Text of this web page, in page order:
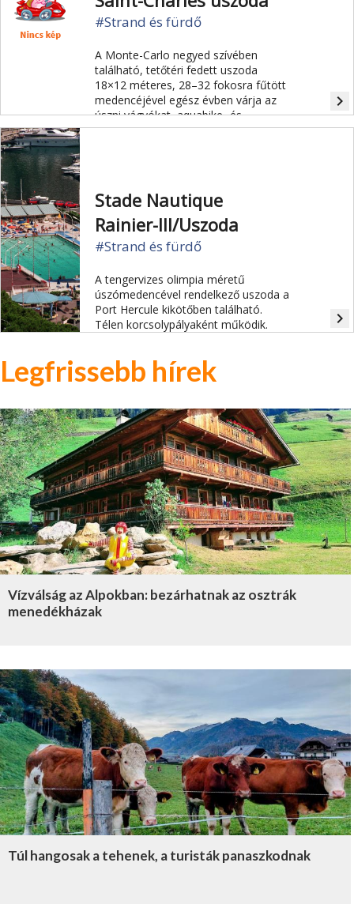
#Strand és fürdő
A Monte-Carlo negyed szívében
található, tetőtéri fedett uszoda
18×12 méteres, 28–32 fokosra fűtött
medencéjével egész évben várja az
úszni vágyókat, aquabike- és
tornatermi géppel felszerelve.
navigate_next
Stade Nautique
Rainier-III/Uszoda
#Strand és fürdő
A tengervizes olimpia méretű
úszómedencével rendelkező uszoda a
Port Hercule kikötőben található.
Télen korcsolypályaként működik.
navigate_next
Legfrissebb hírek
Vízválság az Alpokban: bezárhatnak az osztrák
menedékházak
Túl hangosak a tehenek, a turisták panaszkodnak